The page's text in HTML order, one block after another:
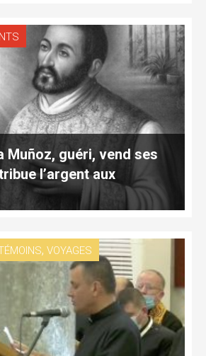
Muñoz, guéri, vend ses
l’argent aux
, VOYAGES